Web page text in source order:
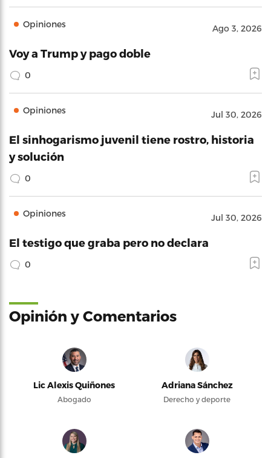
Opiniones Ago 3, 2026
Voy a Trump y pago doble
0
Opiniones Jul 30, 2026
El sinhogarismo juvenil tiene rostro, historia
y solución
0
Opiniones Jul 30, 2026
El testigo que graba pero no declara
0
Opinión y Comentarios
Lic Alexis Quiñones
Abogado
Adriana Sánchez
Derecho y deporte